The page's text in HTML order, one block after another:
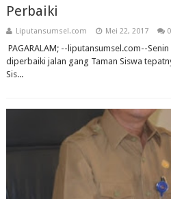
Perbaiki
Liputansumsel.com Mei 22, 2017 0
PAGARALAM; --liputansumsel.com--
diperbaiki jalan gang Taman Siswa
Sis...